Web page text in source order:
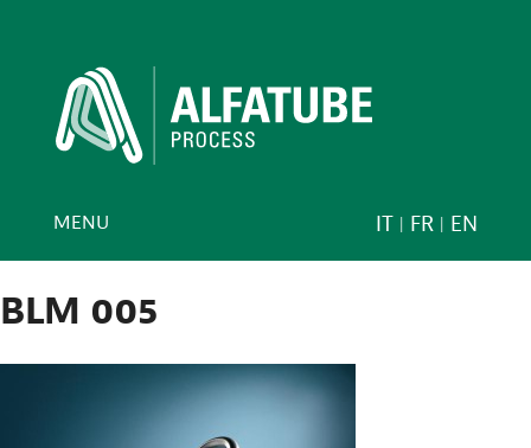
IT FR EN
MENU
BLM 005